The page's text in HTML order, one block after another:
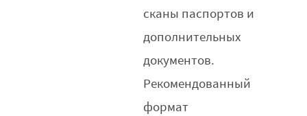
сканы паспортов и
дополнительных
документов.
Рекомендованный
формат